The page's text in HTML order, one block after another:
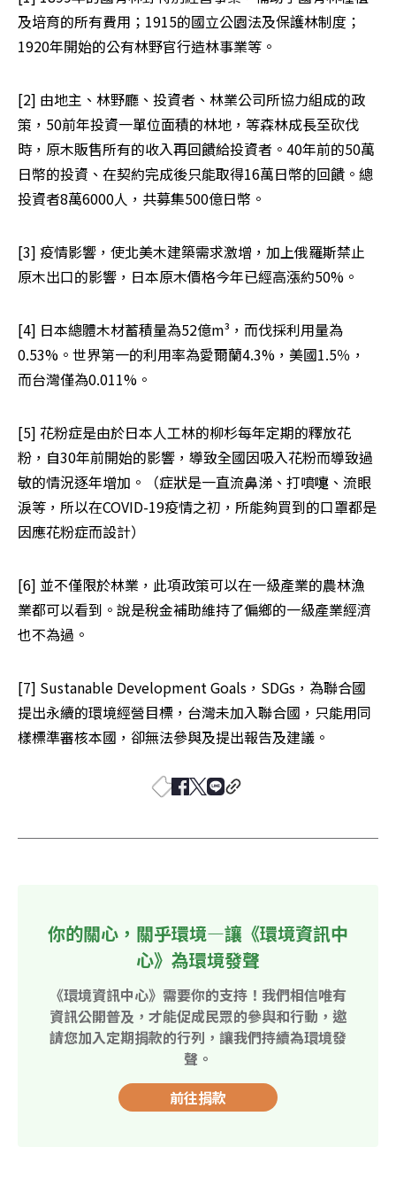
及培育的所有費用；1915的國立公園法及保護林制度；
1920年開始的公有林野官行造林事業等。
[2] 由地主、林野廳、投資者、林業公司所協力組成的政
策，50前年投資一單位面積的林地，等森林成長至砍伐
時，原木販售所有的收入再回饋給投資者。40年前的50萬
日幣的投資、在契約完成後只能取得16萬日幣的回饋。總
投資者8萬6000人，共募集500億日幣。
[3] 疫情影響，使北美木建築需求激增，加上俄羅斯禁止
原木出口的影響，日本原木價格今年已經高漲約50%。
[4] 日本總體木材蓄積量為52億m³，而伐採利用量為
0.53%。世界第一的利用率為愛爾蘭4.3%，美國1.5％，
而台灣僅為0.011%。
[5] 花粉症是由於日本人工林的柳杉每年定期的釋放花
粉，自30年前開始的影響，導致全國因吸入花粉而導致過
敏的情況逐年增加。（症狀是一直流鼻涕、打噴嚏、流眼
淚等，所以在COVID-19疫情之初，所能夠買到的口罩都是
因應花粉症而設計）
[6] 並不僅限於林業，此項政策可以在一級產業的農林漁
業都可以看到。說是稅金補助維持了偏鄉的一級產業經濟
也不為過。
[7] Sustanable Development Goals，SDGs，為聯合國
提出永續的環境經營目標，台灣未加入聯合國，只能用同
樣標準審核本國，卻無法參與及提出報告及建議。
你的關心，關乎環境—讓《環境資訊中
心》為環境發聲
《環境資訊中心》需要你的支持！我們相信唯有
資訊公開普及，才能促成民眾的參與和行動，邀
請您加入定期捐款的行列，讓我們持續為環境發
聲。
前往捐款